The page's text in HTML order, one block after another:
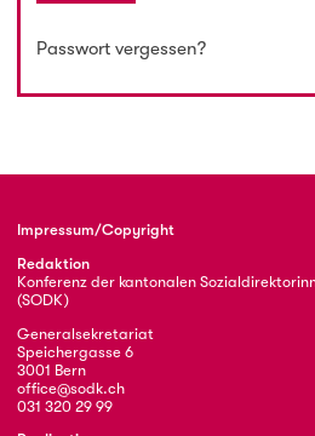
Passwort vergessen?
Impressum/Copyright
Redaktion
Konferenz der kantonalen
(SODK)
Generalsekretariat
Speichergasse 6
3001 Bern
office@sodk.ch
031 320 29 99